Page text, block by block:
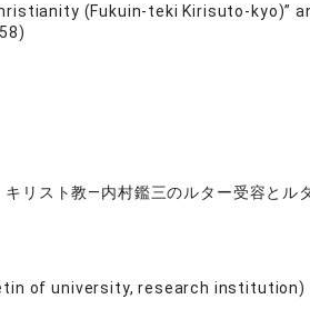
(Fukuin-teki Kirisuto-kyo)”
キリスト教―内村鑑三のルター受容とル
of university, research institution)